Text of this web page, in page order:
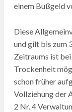
einem Bußgeld
Diese
und gilt bis zum
Zeitraums ist
Trockenheit
schon früher
Vollziehung der
2 Nr. 4